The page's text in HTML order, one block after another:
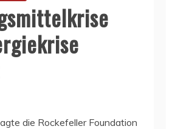
die Rockefeller Foundation